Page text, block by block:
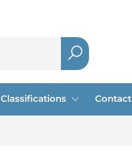
Classifications Contact